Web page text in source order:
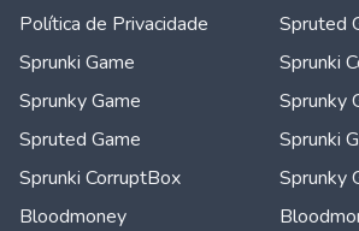
Política de Privacidade
Spruted
Sprunki Game
Sprunki
Sprunky Game
Sprunky
Spruted Game
Sprunki
Sprunki CorruptBox
Sprunky
Bloodmoney